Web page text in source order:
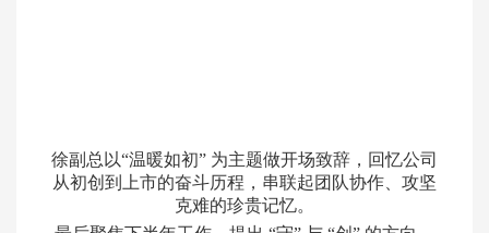
徐副总以“温暖如初” 为主题做开场致辞，回忆公司
从初创到上市的奋斗历程，串联起团队协作、攻坚
克难的珍贵记忆。